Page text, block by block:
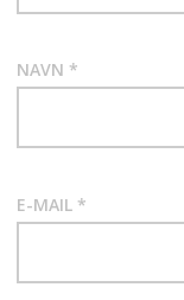
NAVN *
E-MAIL *